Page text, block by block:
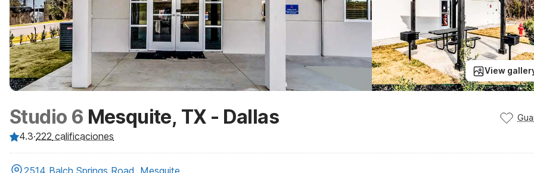
View
Studio 6 Mesquite, TX - Dallas
4.3·222 calificaciones
2514 Balch Springs Road, Mesquite